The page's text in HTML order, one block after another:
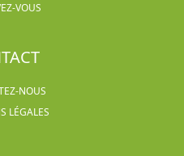
VOUS
NOUS
LÉGALES